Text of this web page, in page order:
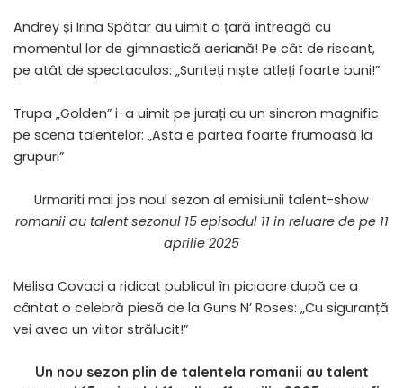
Andrey și Irina Spătar au uimit o țară întreagă cu
momentul lor de gimnastică aeriană! Pe cât de riscant,
pe atât de spectaculos: „Sunteți niște atleți foarte buni!”
Trupa „Golden” i-a uimit pe jurați cu un sincron magnific
pe scena talentelor: „Asta e partea foarte frumoasă la
grupuri”
Urmariti mai jos noul sezon al emisiunii talent-show
romanii au talent sezonul 15 episodul 11 in reluare de pe 11
aprilie 2025
Melisa Covaci a ridicat publicul în picioare după ce a
cântat o celebră piesă de la Guns N’ Roses: „Cu siguranță
vei avea un viitor strălucit!”
Un nou sezon plin de talentela romanii au talent